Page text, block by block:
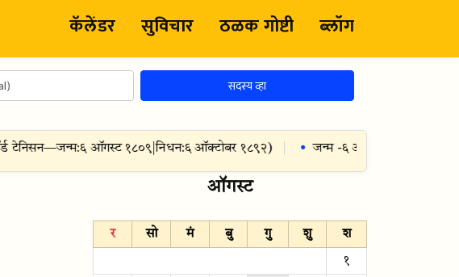
कॅलेंडर सुविचार ठळक गोष्टी ब्लॉग
सदस्य व्हा
टेनिसन—जन्म:६ ऑगस्ट १८०९|निधन:६ ऑक्टोबर १८९२) जन्म -६ ऑगस्ट १९६५
ऑगस्ट
र सो मं बु गु शु श
१